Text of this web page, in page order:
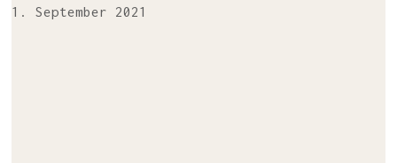
1. September 2021